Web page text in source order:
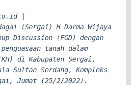
|
(Sergai) H Darma Wijaya
Discussion (FGD) dengan
tanah dalam
di Kabupaten Sergai,
Sultan Serdang, Kompleks
Jumat (25/2/2022).